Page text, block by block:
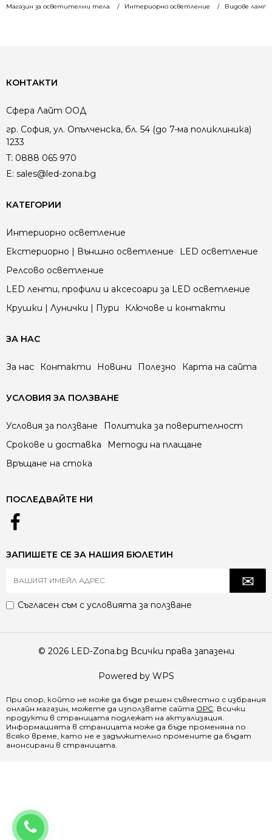
0888 065 970
Магазин за осветителни тела Интериорно осветление Видове
КОНТАКТИ
Сфера Лайт ООД
гр. София, ул. Опълченска, бл. 54 (до 7-ма поликлиника)
1233
T: 0888 065 970
E: sales@led-zona.bg
КАТЕГОРИИ
Интериорно осветление
Екстериорно | Външно осветление
LED осветление
Релсово осветление
LED ленти, профили и аксесоари за LED осветление
Крушки | Лунички | Пури
Ключове и контакти
ЗА НАС
За нас Контакти Новини Полезно Карта на сайта
УСЛОВИЯ ЗА ПОЛЗВАНЕ
Условия за ползване
Политика за поверителност
Срокове и доставка
Методи на плащане
Връщане на стока
ПОСЛЕДВАЙТЕ НИ
ЗАПИШЕТЕ СЕ ЗА НАШИЯ БЮЛЕТИН
Съгласен съм с условията за ползване
© 2026 LED-Zona.bg Всички права запазени
Powered by WPS
При спор, който не може да бъде решен съвместно с избрания
онлайн магазин, можете да използвате сайта ОРС . Всички
продукти в страницата подлежат на актуализация.
Информацията в страницата може да бъде променяна по
всяко време, като не е задължително промените да бъдат
анонсирани в страницата.